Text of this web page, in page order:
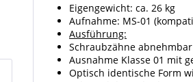
Eigengewicht: ca. 26 kg
Aufnahme: MS-01
Ausführung:
Schraubzähne
Ausnahme Klasse 01 mit
Optisch identische Form